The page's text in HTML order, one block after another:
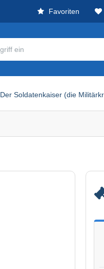
Favoriten
Der Soldatenkaiser (die